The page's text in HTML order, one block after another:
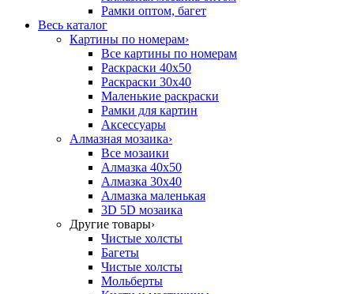
Рамки оптом, багет
Весь каталог
Картины по номерам›
Все картины по номерам
Раскраски 40х50
Раскраски 30х40
Маленькие раскраски
Рамки для картин
Аксессуары
Алмазная мозаика›
Все мозаики
Алмазка 40х50
Алмазка 30х40
Алмазка маленькая
3D 5D мозаика
Другие товары›
Чистые холсты
Багеты
Чистые холсты
Мольберты